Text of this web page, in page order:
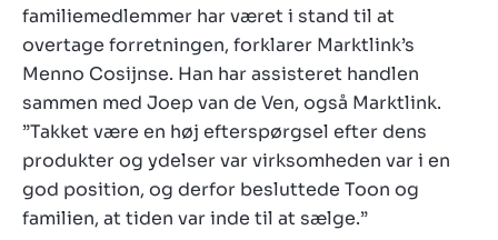
familiemedlemmer har været i stand til at
overtage forretningen, forklarer Marktlink’s
Menno Cosijnse. Han har assisteret handlen
sammen med Joep van de Ven, også Marktlink.
”Takket være en høj efterspørgsel efter dens
produkter og ydelser var virksomheden var i en
god position, og derfor besluttede Toon og
familien, at tiden var inde til at sælge.”